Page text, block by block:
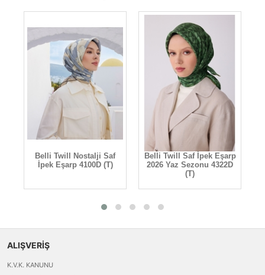
Belli Twill Nostalji Saf
İpek Eşarp 4100D (T)
Belli Twill Saf İpek Eşarp
2026 Yaz Sezonu 4322D
(T)
ALIŞVERİŞ
K.V.K. KANUNU